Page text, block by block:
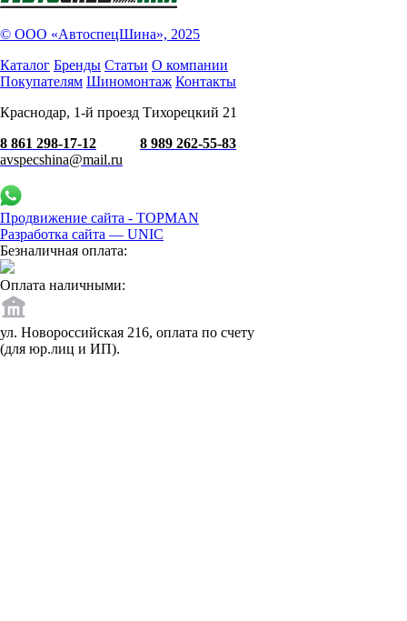
© ООО «АвтоспецШина», 2025
Каталог Бренды Статьи О компании
Покупателям Шиномонтаж Контакты
Краснодар, 1-й проезд Тихорецкий 21
8 861 298-17-12
8 989 262-55-83
avspecshina@mail.ru
Продвижение сайта - TOPMAN
Разработка сайта — UNIC
Безналичная оплата:
Оплата наличными:
ул. Новороссийская 216, оплата по счету
(для юр.лиц и ИП).